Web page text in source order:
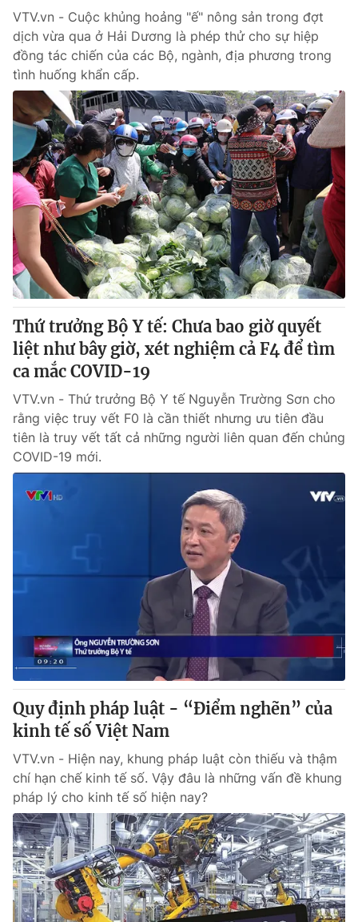
VTV.vn - Cuộc khủng hoảng "ế" nông sản trong đợt
dịch vừa qua ở Hải Dương là phép thử cho sự hiệp
đồng tác chiến của các Bộ, ngành, địa phương trong
tình huống khẩn cấp.
Thứ trưởng Bộ Y tế: Chưa bao giờ quyết
liệt như bây giờ, xét nghiệm cả F4 để tìm
ca mắc COVID-19
VTV.vn - Thứ trưởng Bộ Y tế Nguyễn Trường Sơn cho
rằng việc truy vết F0 là cần thiết nhưng ưu tiên đầu
tiên là truy vết tất cả những người liên quan đến chủng
COVID-19 mới.
Quy định pháp luật - “Điểm nghẽn” của
kinh tế số Việt Nam
VTV.vn - Hiện nay, khung pháp luật còn thiếu và thậm
chí hạn chế kinh tế số. Vậy đâu là những vấn đề khung
pháp lý cho kinh tế số hiện nay?